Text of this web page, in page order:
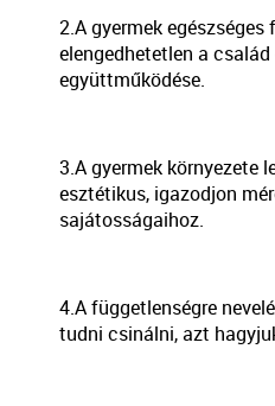
2.A gyermek egészséges
elengedhetetlen a
együttműködése.
3.A gyermek környezete
esztétikus, igazodjon
sajátosságaihoz.
4.A függetlenségre
tudni csinálni, azt